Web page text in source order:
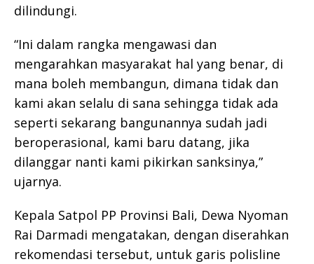
dilindungi.
“Ini dalam rangka mengawasi dan
mengarahkan masyarakat hal yang benar, di
mana boleh membangun, dimana tidak dan
kami akan selalu di sana sehingga tidak ada
seperti sekarang bangunannya sudah jadi
beroperasional, kami baru datang, jika
dilanggar nanti kami pikirkan sanksinya,”
ujarnya.
Kepala Satpol PP Provinsi Bali, Dewa Nyoman
Rai Darmadi mengatakan, dengan diserahkan
rekomendasi tersebut, untuk garis polisline